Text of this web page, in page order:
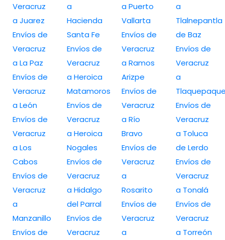
Veracruz
a Juarez
Envíos de
Veracruz
a La Paz
Envíos de
Veracruz
a León
Envíos de
Veracruz
a Los
Cabos
Envíos de
Veracruz
a
Manzanillo
Envíos de
a
Hacienda
Santa Fe
Envíos de
Veracruz
a Heroica
Matamoros
Envíos de
Veracruz
a Heroica
Nogales
Envíos de
Veracruz
a Hidalgo
del Parral
Envíos de
Veracruz
a Puerto
Vallarta
Envíos de
Veracruz
a Ramos
Arizpe
Envíos de
Veracruz
a Río
Bravo
Envíos de
Veracruz
a
Rosarito
Envíos de
Veracruz
a
a
Tlalnepantla
de Baz
Envíos de
Veracruz
a
Envíos de
Veracruz
a Toluca
de Lerdo
Envíos de
Veracruz
a Tonalá
Envíos de
Veracruz
a Torreón